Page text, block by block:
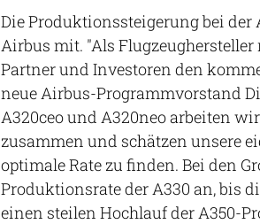
Die Produktionssteigerung bei der
Airbus mit. "Als
Partner und Investoren den
neue Airbus-Programmvorstand
A320ceo und A320neo arbeiten
zusammen und schätzen unsere
optimale Rate zu finden. Bei den
Produktionsrate der A330 an, bis
einen steilen Hochlauf der A350-